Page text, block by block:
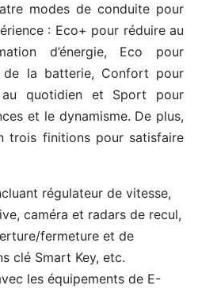
modes de conduite pour
: Eco+ pour réduire au
d’énergie, Eco pour
de la batterie, Confort pour
quotidien et Sport pour
et le dynamisme. De plus,
trois finitions pour satisfaire
régulateur de vitesse,
caméra et radars de recul,
fermeture et de
clé Smart Key, etc.
les équipements de E-